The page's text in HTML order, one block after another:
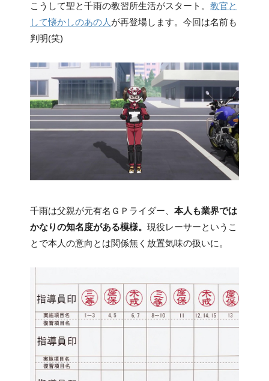
こうして聖と千雨の教習所生活がスタート。 教官と
して懐かしのあの人 が再登場します。今回は名前も
判明(笑)
千雨は父親が元有名ＧＰライダー、 本人も業界では
かなりの知名度がある模様。 現役レーサーというこ
とで本人の意向とは関係無く放置気味の扱いに。